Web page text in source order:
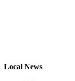
Local News